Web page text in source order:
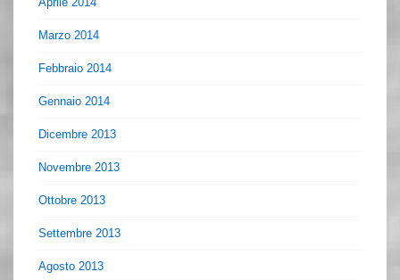
Marzo 2014
Febbraio 2014
Gennaio 2014
Dicembre 2013
Novembre 2013
Ottobre 2013
Settembre 2013
Agosto 2013